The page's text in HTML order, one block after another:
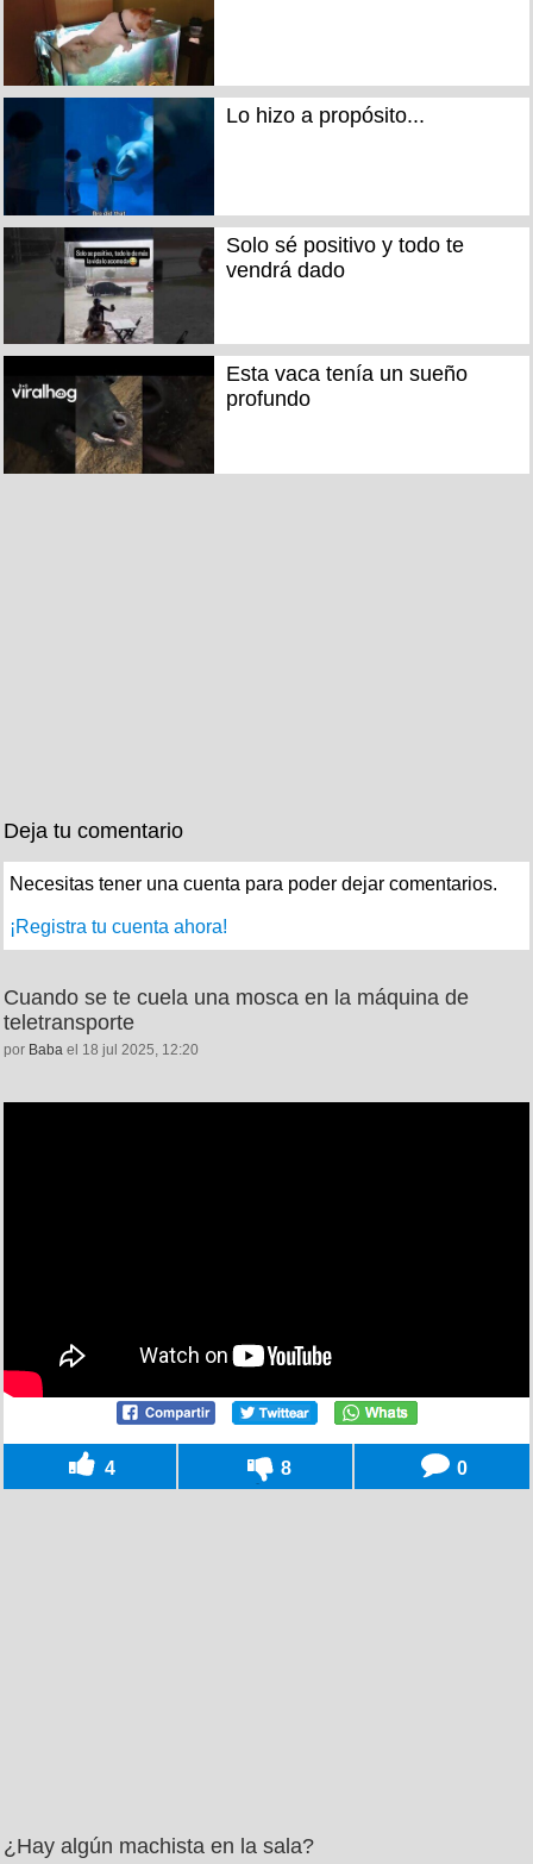
Lo hizo a propósito...
Solo sé positivo y todo te
vendrá dado
Esta vaca tenía un sueño
profundo
Deja tu comentario
Necesitas tener una cuenta para poder dejar comentarios.
¡Registra tu cuenta ahora!
Cuando se te cuela una mosca en la máquina de
teletransporte
por Baba el 18 jul 2025, 12:20
4 8 0
¿Hay algún machista en la sala?